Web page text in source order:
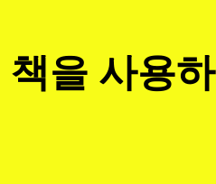
책을 사용